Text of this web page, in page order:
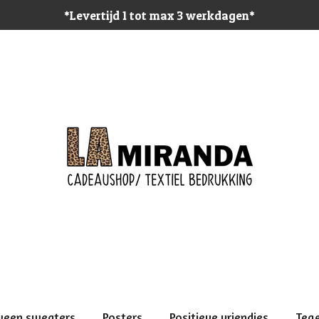
*Levertijd 1 tot max 3 werkdagen*